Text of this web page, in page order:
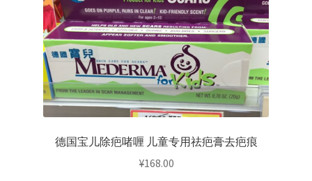
德国宝儿除疤啫喱 儿童专用祛疤膏去疤痕
¥168.00